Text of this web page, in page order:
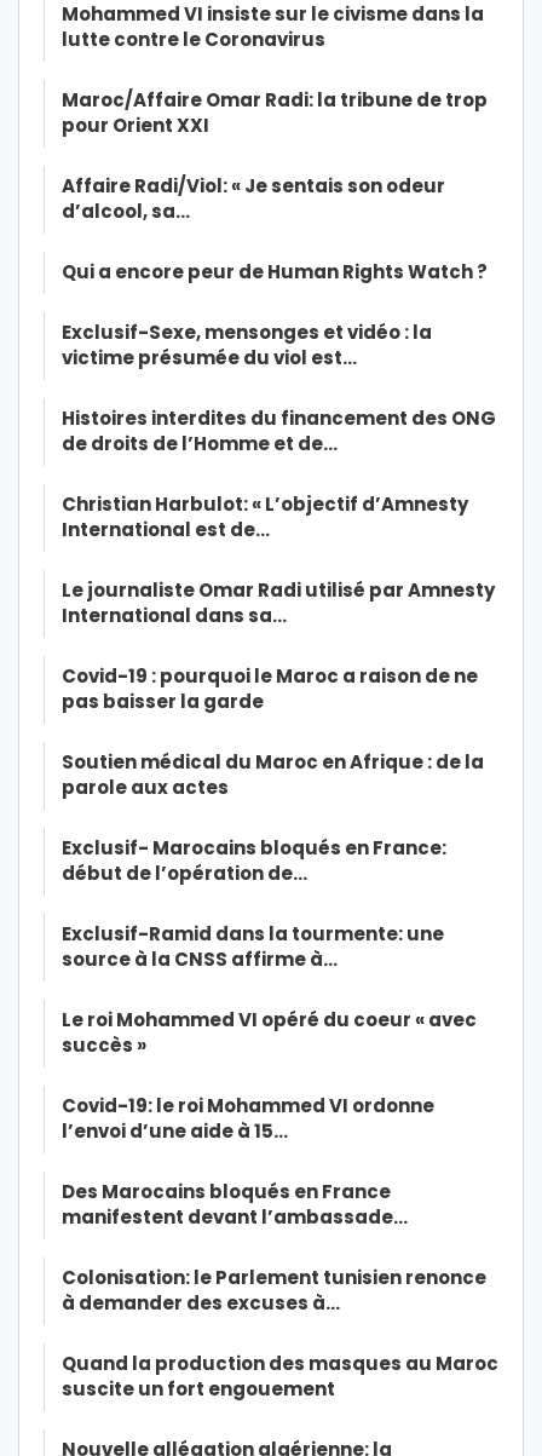
Mohammed VI insiste sur le civisme dans la
lutte contre le Coronavirus
Maroc/Affaire Omar Radi: la tribune de trop
pour Orient XXI
Affaire Radi/Viol: « Je sentais son odeur
d’alcool, sa…
Qui a encore peur de Human Rights Watch ?
Exclusif-Sexe, mensonges et vidéo : la
victime présumée du viol est…
Histoires interdites du financement des ONG
de droits de l’Homme et de…
Christian Harbulot: « L’objectif d’Amnesty
International est de…
Le journaliste Omar Radi utilisé par Amnesty
International dans sa…
Covid-19 : pourquoi le Maroc a raison de ne
pas baisser la garde
Soutien médical du Maroc en Afrique : de la
parole aux actes
Exclusif- Marocains bloqués en France:
début de l’opération de…
Exclusif-Ramid dans la tourmente: une
source à la CNSS affirme à…
Le roi Mohammed VI opéré du coeur « avec
succès »
Covid-19: le roi Mohammed VI ordonne
l’envoi d’une aide à 15…
Des Marocains bloqués en France
manifestent devant l’ambassade…
Colonisation: le Parlement tunisien renonce
à demander des excuses à…
Quand la production des masques au Maroc
suscite un fort engouement
Nouvelle allégation algérienne: la